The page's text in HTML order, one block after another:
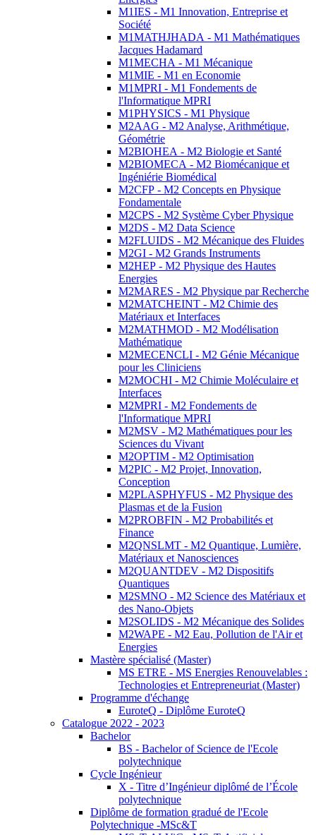
M1IES - M1 Innovation, Entreprise et
Société
M1MATHJHADA - M1 Mathématiques
Jacques Hadamard
M1MECHA - M1 Mécanique
M1MIE - M1 en Economie
M1MPRI - M1 Fondements de
l'Informatique MPRI
M1PHYSICS - M1 Physique
M2AAG - M2 Analyse, Arithmétique,
Géométrie
M2BIOHEA - M2 Biologie et Santé
M2BIOMECA - M2 Biomécanique et
Ingéniérie Biomédical
M2CFP - M2 Concepts en Physique
Fondamentale
M2CPS - M2 Système Cyber Physique
M2DS - M2 Data Science
M2FLUIDS - M2 Mécanique des Fluides
M2GI - M2 Grands Instruments
M2HEP - M2 Physique des Hautes
Energies
M2MARES - M2 Physique par Recherche
M2MATCHEINT - M2 Chimie des
Matériaux et Interfaces
M2MATHMOD - M2 Modélisation
Mathématique
M2MECENCLI - M2 Génie Mécanique
pour les Cliniciens
M2MOCHI - M2 Chimie Moléculaire et
Interfaces
M2MPRI - M2 Fondements de
l'Informatique MPRI
M2MSV - M2 Mathématiques pour les
Sciences du Vivant
M2OPTIM - M2 Optimisation
M2PIC - M2 Projet, Innovation,
Conception
M2PLASPHYFUS - M2 Physique des
Plasmas et de la Fusion
M2PROBFIN - M2 Probabilités et
Finance
M2QNSLMT - M2 Quantique, Lumière,
Matériaux et Nanosciences
M2QUANTDEV - M2 Dispositifs
Quantiques
M2SMNO - M2 Science des Matériaux et
des Nano-Objets
M2SOLIDS - M2 Mécanique des Solides
M2WAPE - M2 Eau, Pollution de l'Air et
Energies
Mastère spécialisé (Master)
MS ETRE - MS Energies Renouvelables :
Technologies et Entrepreneuriat (Master)
Programme d'échange
EuroteQ - Diplôme EuroteQ
Catalogue 2022 - 2023
Bachelor
BS - Bachelor of Science de l'Ecole
polytechnique
Cycle Ingénieur
X - Titre d’Ingénieur diplômé de l’École
polytechnique
Diplôme de formation gradué de l'Ecole
Polytechnique -MSc&T